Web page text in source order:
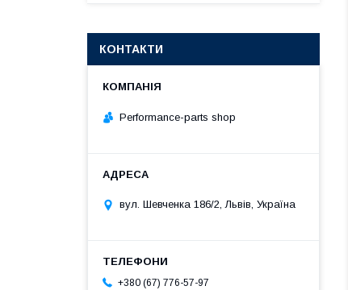
КОНТАКТИ
Performance-parts shop
вул. Шевченка 186/2, Львів, Україна
+380 (67) 776-57-97